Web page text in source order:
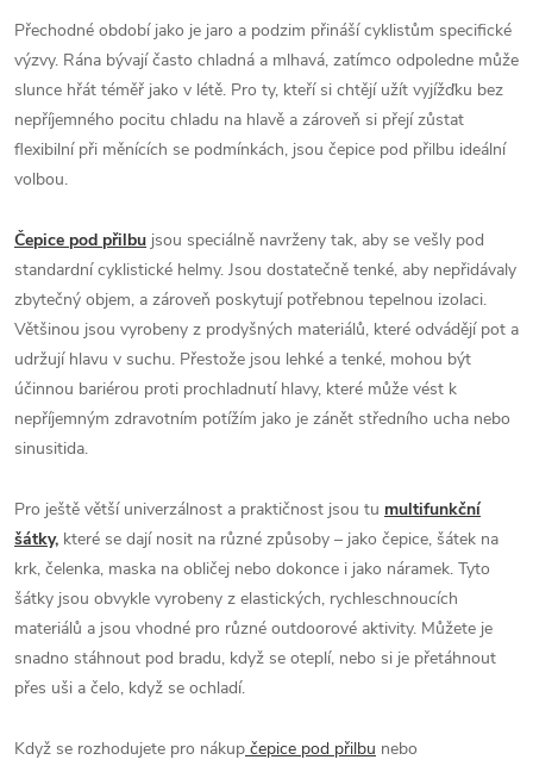
Přechodné období jako je jaro a podzim přináší cyklistům specifické
výzvy. Rána bývají často chladná a mlhavá, zatímco odpoledne může
slunce hřát téměř jako v létě. Pro ty, kteří si chtějí užít vyjížďku bez
nepříjemného pocitu chladu na hlavě a zároveň si přejí zůstat
flexibilní při měnících se podmínkách, jsou čepice pod přilbu ideální
volbou.
Čepice pod přilbu jsou speciálně navrženy tak, aby se vešly pod
standardní cyklistické helmy. Jsou dostatečně tenké, aby nepřidávaly
zbytečný objem, a zároveň poskytují potřebnou tepelnou izolaci.
Většinou jsou vyrobeny z prodyšných materiálů, které odvádějí pot a
udržují hlavu v suchu. Přestože jsou lehké a tenké, mohou být
účinnou bariérou proti prochladnutí hlavy, které může vést k
nepříjemným zdravotním potížím jako je zánět středního ucha nebo
sinusitida.
Pro ještě větší univerzálnost a praktičnost jsou tu multifunkční
šátky, které se dají nosit na různé způsoby – jako čepice, šátek na
krk, čelenka, maska na obličej nebo dokonce i jako náramek. Tyto
šátky jsou obvykle vyrobeny z elastických, rychleschnoucích
materiálů a jsou vhodné pro různé outdoorové aktivity. Můžete je
snadno stáhnout pod bradu, když se oteplí, nebo si je přetáhnout
přes uši a čelo, když se ochladí.
Když se rozhodujete pro nákup čepice pod přilbu nebo